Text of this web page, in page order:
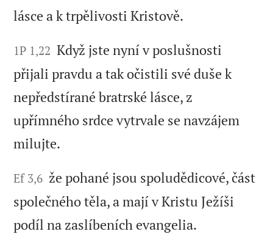
lásce a k trpělivosti Kristově.
1P 1,22 Když jste nyní v poslušnosti
přijali pravdu a tak očistili své duše k
nepředstírané bratrské lásce, z
upřímného srdce vytrvale se navzájem
milujte.
Ef 3,6 že pohané jsou spoludědicové, část
společného těla, a mají v Kristu Ježíši
podíl na zaslíbeních evangelia.